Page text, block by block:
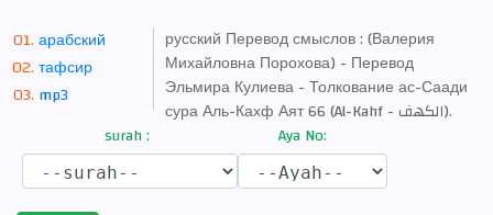
арабский
тафсир
mp3
русский Перевод смыслов : (Валерия
Михайловна Порохова) - Перевод
Эльмира Кулиева - Толкование ас-Саади
сура Аль-Кахф Аят 66 (Al-Kahf - الكهف).
surah :
Aya No: